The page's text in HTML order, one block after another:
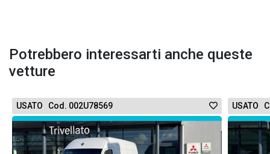
Potrebbero interessarti anche queste
vetture
USATO Cod. 002U78569 USATO